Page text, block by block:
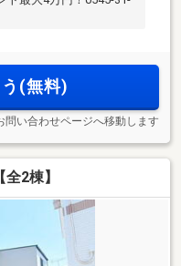
(無料)
問い合わせページへ移動します
2棟】